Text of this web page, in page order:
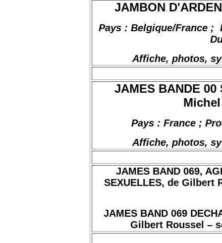
JAMBON
Pays : Belgique/France ;
Affiche, photos,
JAMES BANDE 00
Pays : France ;
Affiche, photos,
JAMES BAND 069,
SEXUELLES, de Gilbert
JAMES BAND 069
Gilbert Roussel –